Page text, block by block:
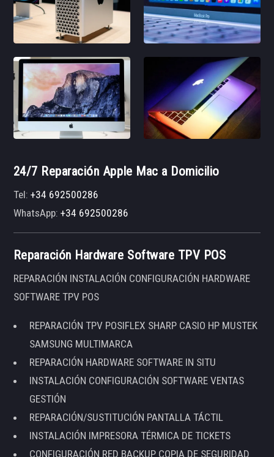
24/7 Reparación Apple Mac a Domicilio
Tel:+34 692500286
WhatsApp:+34 692500286
Reparación Hardware Software TPV POS
REPARACIÓN INSTALACIÓN CONFIGURACIÓN HARDWARE
SOFTWARE TPV POS
REPARACIÓN TPV POSIFLEX SHARP CASIO HP MUSTEK
SAMSUNG MULTIMARCA
REPARACIÓN HARDWARE SOFTWARE IN SITU
INSTALACIÓN CONFIGURACIÓN SOFTWARE VENTAS
GESTIÓN
REPARACIÓN/SUSTITUCIÓN PANTALLA TÁCTIL
INSTALACIÓN IMPRESORA TÉRMICA DE TICKETS
CONFIGURACIÓN RED BACKUP COPIA DE SEGURIDAD